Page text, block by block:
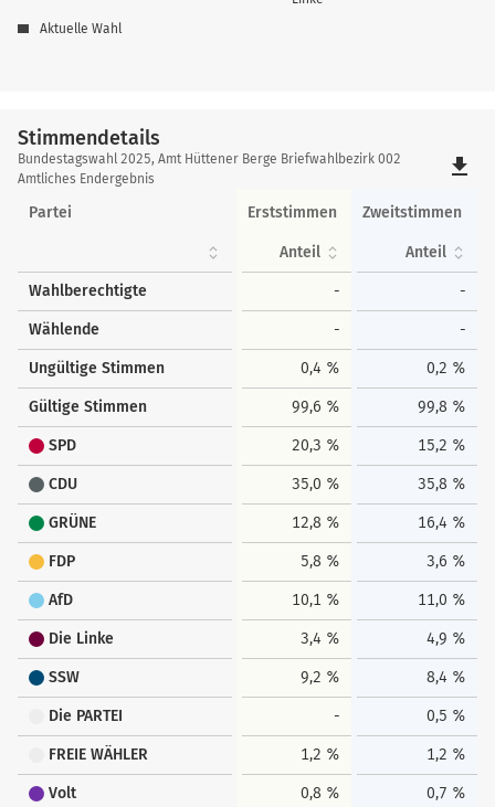
Aktuelle Wahl
Stimmendetails
Stimmendetails
Bundestagswahl 2025, Amt Hüttener Berge Briefwahlbezirk 002
Amtliches Endergebnis
file_download
Partei Erststimmen Zweitstimmen
Anteil Anteil
Wahlberechtigte - -
Wählende - -
Ungültige Stimmen 0,4 % 0,2 %
Gültige Stimmen 99,6 % 99,8 %
SPD 20,3 % 15,2 %
CDU 35,0 % 35,8 %
GRÜNE 12,8 % 16,4 %
FDP 5,8 % 3,6 %
AfD 10,1 % 11,0 %
Die Linke 3,4 % 4,9 %
SSW 9,2 % 8,4 %
Die PARTEI - 0,5 %
FREIE WÄHLER 1,2 % 1,2 %
Volt 0,8 % 0,7 %